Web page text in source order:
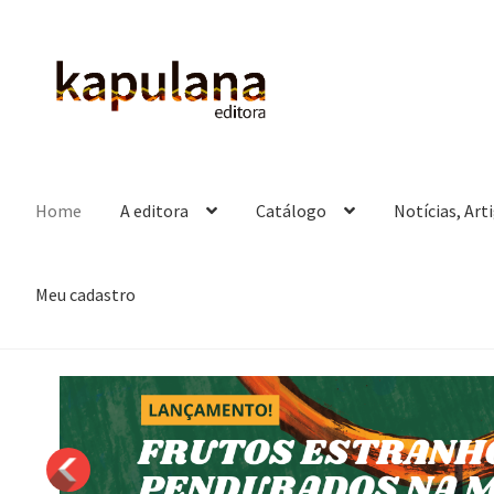
Pular
para
Pular
para
Home A editora Catálogo Notícias,
Meu cadastro